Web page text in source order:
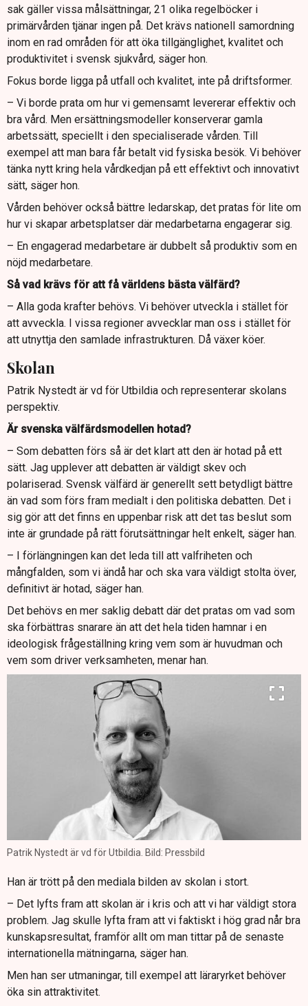
sak gäller vissa målsättningar, 21 olika regelböcker i
primärvården tjänar ingen på. Det krävs nationell samordning
inom en rad områden för att öka tillgänglighet, kvalitet och
produktivitet i svensk sjukvård, säger hon.
Fokus borde ligga på utfall och kvalitet, inte på driftsformer.
– Vi borde prata om hur vi gemensamt levererar effektiv och
bra vård. Men ersättningsmodeller konserverar gamla
arbetssätt, speciellt i den specialiserade vården. Till
exempel att man bara får betalt vid fysiska besök. Vi behöver
tänka nytt kring hela vårdkedjan på ett effektivt och innovativt
sätt, säger hon.
Vården behöver också bättre ledarskap, det pratas för lite om
hur vi skapar arbetsplatser där medarbetarna engagerar sig.
– En engagerad medarbetare är dubbelt så produktiv som en
nöjd medarbetare.
Så vad krävs för att få världens bästa välfärd?
– Alla goda krafter behövs. Vi behöver utveckla i stället för
att avveckla. I vissa regioner avvecklar man oss i stället för
att utnyttja den samlade infrastrukturen. Då växer köer.
Skolan
Patrik Nystedt är vd för Utbildia och representerar skolans
perspektiv.
Är svenska välfärdsmodellen hotad?
– Som debatten förs så är det klart att den är hotad på ett
sätt. Jag upplever att debatten är väldigt skev och
polariserad. Svensk välfärd är generellt sett betydligt bättre
än vad som förs fram medialt i den politiska debatten. Det i
sig gör att det finns en uppenbar risk att det tas beslut som
inte är grundade på rätt förutsättningar helt enkelt, säger han.
– I förlängningen kan det leda till att valfriheten och
mångfalden, som vi ändå har och ska vara väldigt stolta över,
definitivt är hotad, säger han.
Det behövs en mer saklig debatt där det pratas om vad som
ska förbättras snarare än att det hela tiden hamnar i en
ideologisk frågeställning kring vem som är huvudman och
vem som driver verksamheten, menar han.
Patrik Nystedt är vd för Utbildia. Bild: Pressbild
Han är trött på den mediala bilden av skolan i stort.
– Det lyfts fram att skolan är i kris och att vi har väldigt stora
problem. Jag skulle lyfta fram att vi faktiskt i hög grad når bra
kunskapsresultat, framför allt om man tittar på de senaste
internationella mätningarna, säger han.
Men han ser utmaningar, till exempel att läraryrket behöver
öka sin attraktivitet.